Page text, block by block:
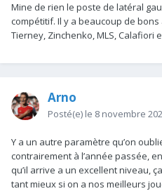
Mine de rien le poste de latéral
compétitif. Il y a beaucoup de
Tierney, Zinchenko, MLS, Calafiori
Arno
Posté(e) le 8 novembre
Y a un autre paramètre qu’on
contrairement à l’année passée,
qu’il arrive a un excellent niveau,
tant mieux si on a nos meilleurs